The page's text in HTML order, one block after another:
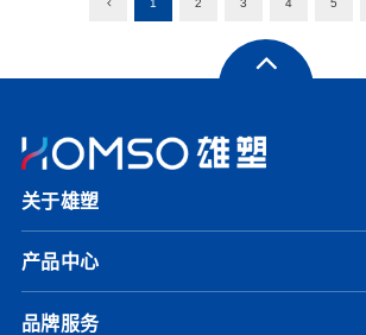
关于雄塑
产品中心
品牌服务